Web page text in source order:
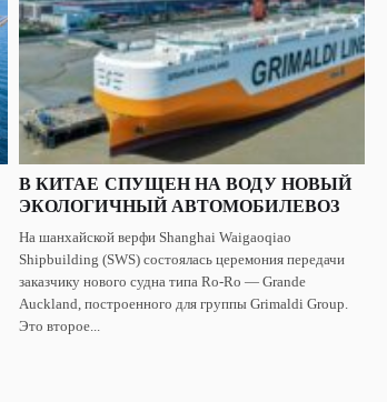
В КИТАЕ СПУЩЕН НА ВОДУ НОВЫЙ
ЭКОЛОГИЧНЫЙ АВТОМОБИЛЕВОЗ
На шанхайской верфи Shanghai Waigaoqiao
Shipbuilding (SWS) состоялась церемония передачи
заказчику нового судна типа Ro-Ro — Grande
Auckland, построенного для группы Grimaldi Group.
Это второе...